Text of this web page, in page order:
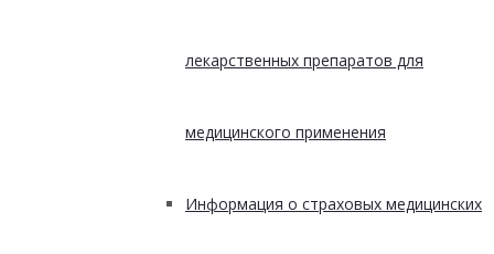
лекарственных препаратов для
медицинского применения
Информация о страховых медицинских